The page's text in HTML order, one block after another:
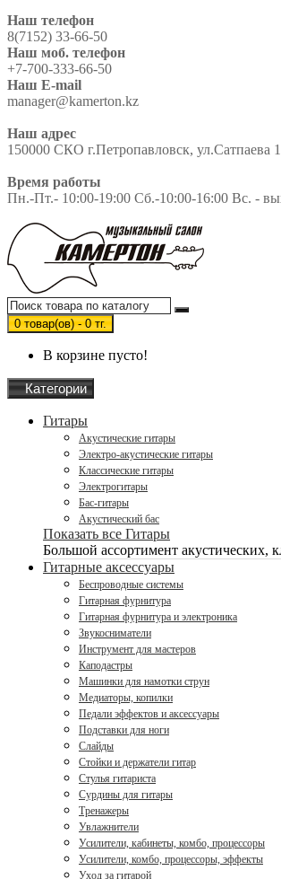
Наш телефон
8(7152) 33-66-50
Наш моб. телефон
+7-700-333-66-50
Наш E-mail
manager@kamerton.kz
Наш адрес
150000 СКО г.Петропавловск, ул.Сатпаева
Время работы
Пн.-Пт.- 10:00-19:00 Сб.-10:00-16:00 Вс. -
0 товар(ов) - 0 тг.
В корзине пусто!
Категории
Гитары
Акустические гитары
Электро-акустические гитары
Классические гитары
Электрогитары
Бас-гитары
Акустический бас
Показать все Гитары
Большой ассортимент акустических,
Гитарные аксессуары
Беспроводные системы
Гитарная фурнитура
Гитарная фурнитура и электроника
Звукосниматели
Инструмент для мастеров
Каподастры
Машинки для намотки струн
Медиаторы, копилки
Педали эффектов и аксессуары
Подставки для ноги
Слайды
Стойки и держатели гитар
Стулья гитариста
Сурдины для гитары
Тренажеры
Увлажнители
Усилители, кабинеты, комбо, процессоры
Усилители, комбо, процессоры, эффекты
Уход за гитарой